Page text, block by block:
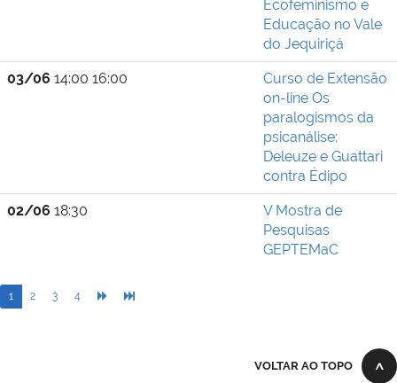
Ecofeminismo e
Educação no Vale
do Jequiriçá
03/06 14:00 16:00
Curso de Extensão
on-line Os
paralogismos da
psicanálise:
Deleuze e Guattari
contra Édipo
02/06 18:30
V Mostra de
Pesquisas
GEPTEMaC
1 2 3 4
VOLTAR AO TOPO